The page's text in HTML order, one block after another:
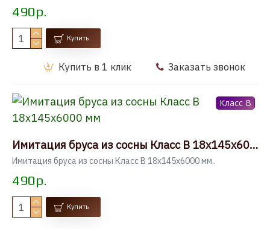
490р.
Купить
Купить в 1 клик Заказать звонок
Класс B
Имитация бруса из сосны Класс В 18x145x6000 мм
Имитация бруса из сосны Класс В 18x145x6000 мм..
490р.
Купить